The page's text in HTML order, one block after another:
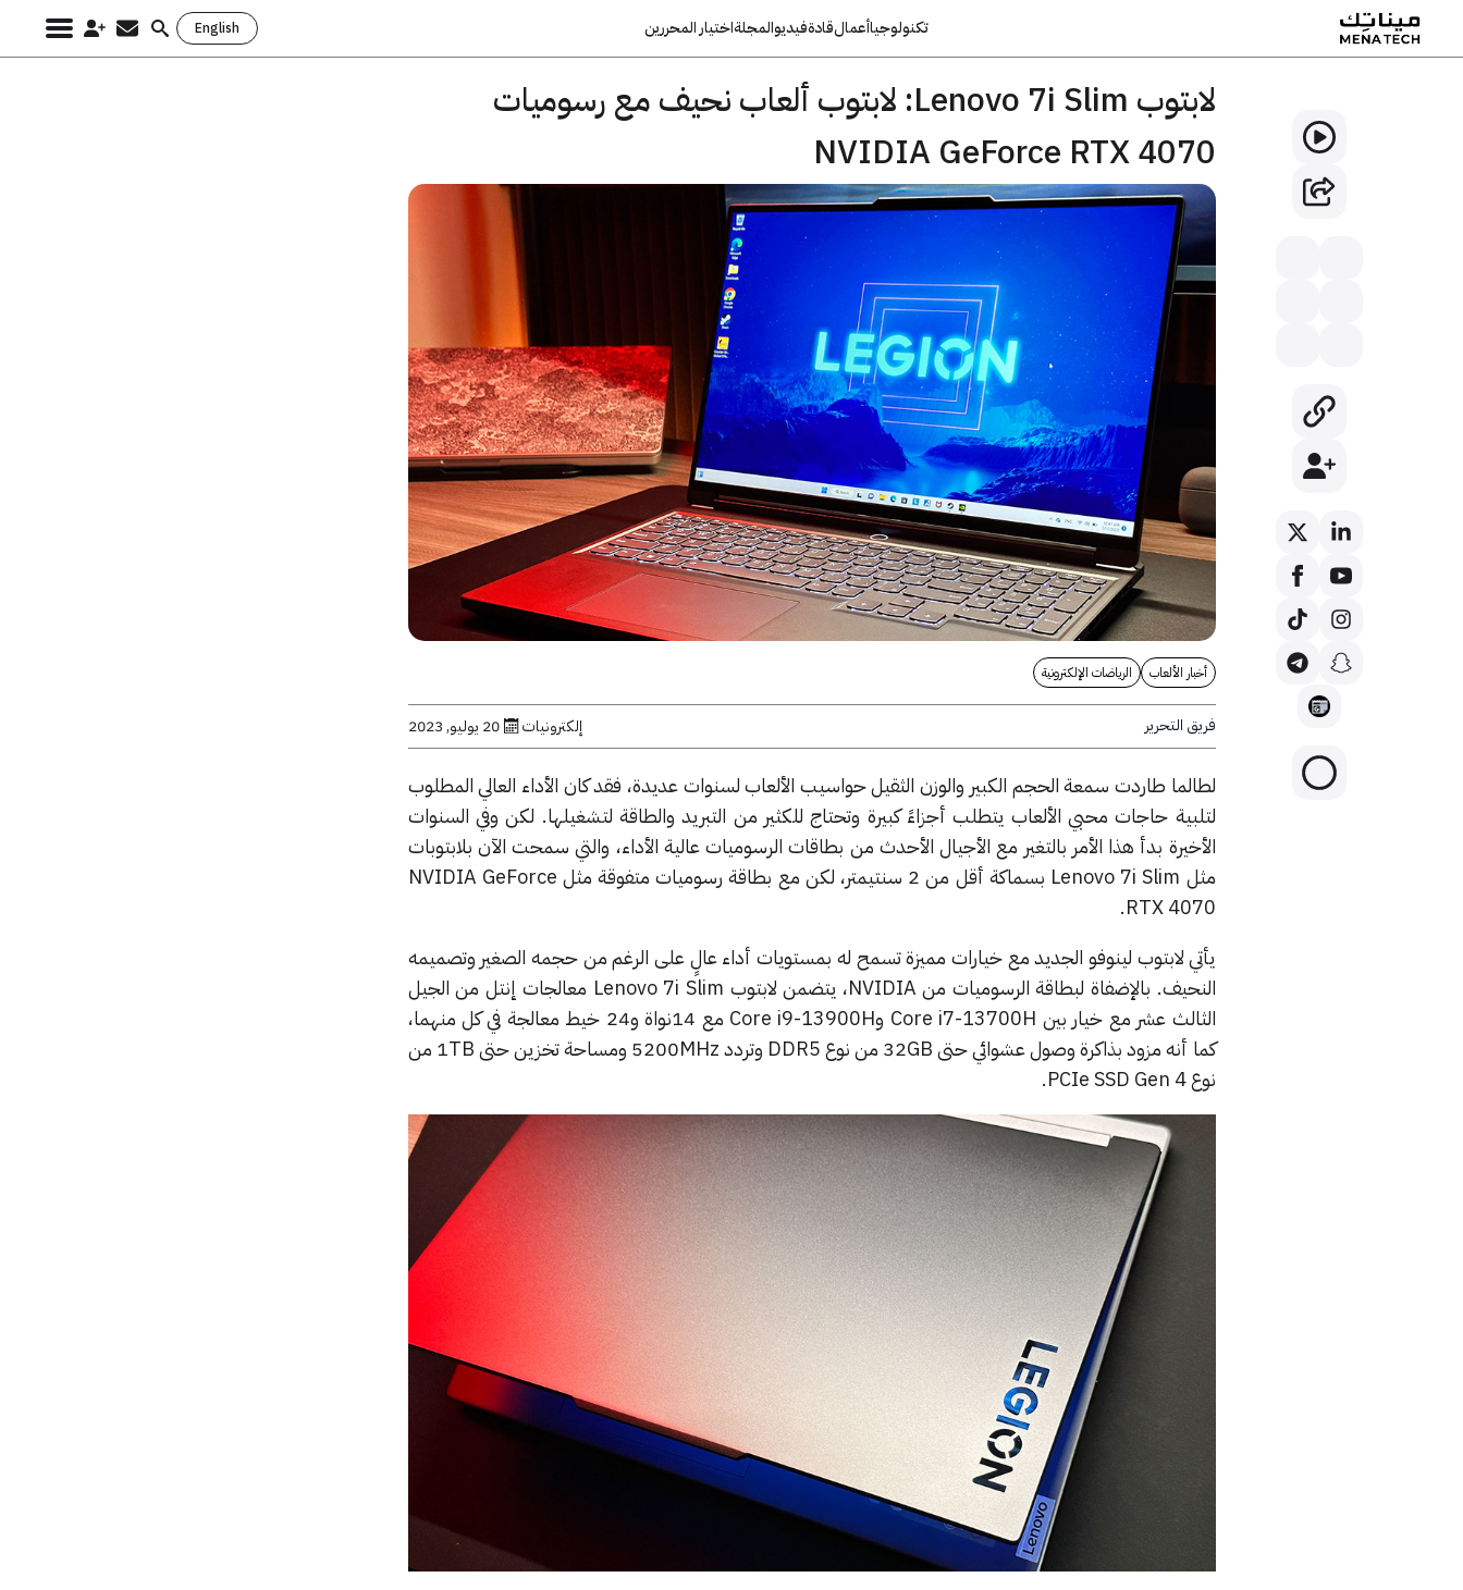
تكنولوجياأعمالقادةفيديوالمجلةاختيار المحررين English
Search
لابتوب Lenovo 7i Slim: لابتوب ألعاب نحيف مع رسوميات
NVIDIA GeForce RTX 4070
أخبار الألعاب الرياضات الإلكترونية
فريق التحرير إلكترونيات 20 يوليو, 2023
لطالما طاردت سمعة الحجم الكبير والوزن الثقيل حواسيب الألعاب لسنوات عديدة، فقد كان الأداء العالي المطلوب
لتلبية حاجات محبي الألعاب يتطلب أجزاءً كبيرة وتحتاج للكثير من التبريد والطاقة لتشغيلها. لكن وفي السنوات
الأخيرة بدأ هذا الأمر بالتغير مع الأجيال الأحدث من بطاقات الرسوميات عالية الأداء، والتي سمحت الآن بلابتوبات
مثل Lenovo 7i Slim بسماكة أقل من 2 سنتيمتر، لكن مع بطاقة رسوميات متفوقة مثل NVIDIA GeForce
RTX 4070.
يأتي لابتوب لينوفو الجديد مع خيارات مميزة تسمح له بمستويات أداء عالٍ على الرغم من حجمه الصغير وتصميمه
النحيف. بالإضفاة لبطاقة الرسوميات من NVIDIA، يتضمن لابتوب Lenovo 7i Slim معالجات إنتل من الجيل
الثالث عشر مع خيار بين Core i7-13700H وCore i9-13900H مع 14نواة و24 خيط معالجة في كل منهما،
كما أنه مزود بذاكرة وصول عشوائي حتى 32GB من نوع DDR5 وتردد 5200MHz ومساحة تخزين حتى 1TB من
نوع PCIe SSD Gen 4.